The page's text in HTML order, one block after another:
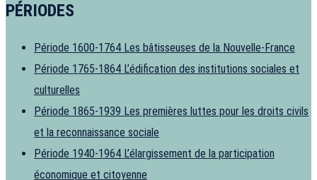
PÉRIODES
Période 1600-1764 Les bâtisseuses de la Nouvelle-France
Période 1765-1864 L’édification des institutions sociales et
culturelles
Période 1865-1939 Les premières luttes pour les droits civils
et la reconnaissance sociale
Période 1940-1964 L’élargissement de la participation
économique et citoyenne